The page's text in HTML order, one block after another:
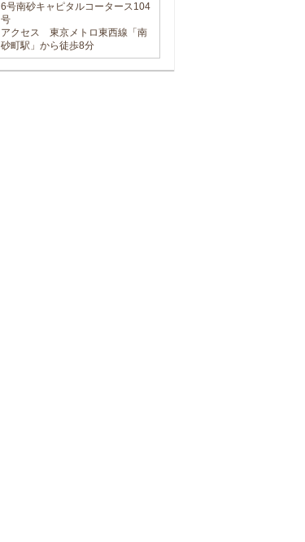
6号南砂キャピタルコータース104
号
アクセス 東京メトロ東西線「南
砂町駅」から徒歩8分